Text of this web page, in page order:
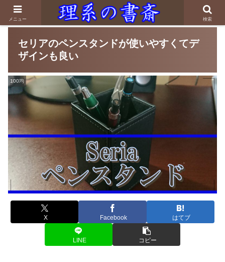
セリアのペンスタンドが使いやすくてデ
ザインも良い
100均
X Facebook はてブ
LINE コピー
メニュー 検索